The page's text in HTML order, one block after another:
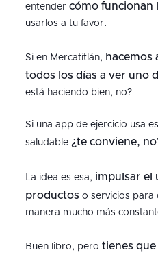
entender cómo funcionan
usarlos a tu favor.
Si en Mercatitlán, hacemos
todos los días a ver uno
está haciendo bien, no?
Si una app de ejercicio usa
saludable ¿te conviene,
La idea es esa, impulsar el
productos o servicios para
manera mucho más
Buen libro, pero tienes